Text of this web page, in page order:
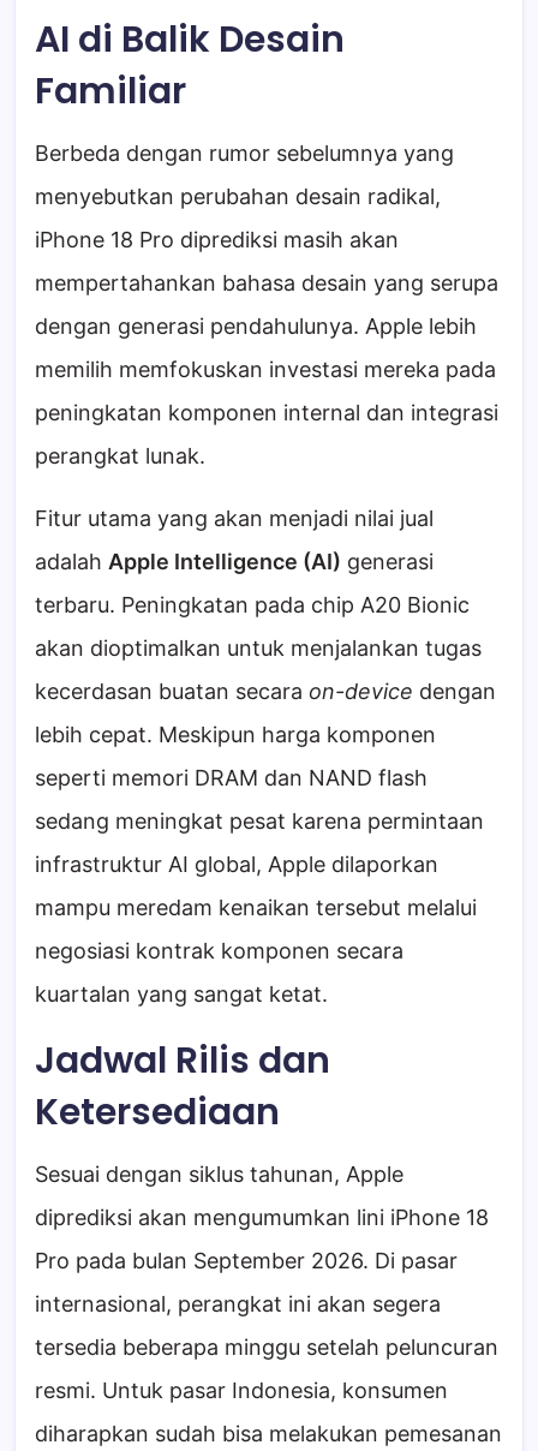
AI di Balik Desain
Familiar
Berbeda dengan rumor sebelumnya yang
menyebutkan perubahan desain radikal,
iPhone 18 Pro diprediksi masih akan
mempertahankan bahasa desain yang serupa
dengan generasi pendahulunya. Apple lebih
memilih memfokuskan investasi mereka pada
peningkatan komponen internal dan integrasi
perangkat lunak.
Fitur utama yang akan menjadi nilai jual
adalah Apple Intelligence (AI) generasi
terbaru. Peningkatan pada chip A20 Bionic
akan dioptimalkan untuk menjalankan tugas
kecerdasan buatan secara on-device dengan
lebih cepat. Meskipun harga komponen
seperti memori DRAM dan NAND flash
sedang meningkat pesat karena permintaan
infrastruktur AI global, Apple dilaporkan
mampu meredam kenaikan tersebut melalui
negosiasi kontrak komponen secara
kuartalan yang sangat ketat.
Jadwal Rilis dan
Ketersediaan
Sesuai dengan siklus tahunan, Apple
diprediksi akan mengumumkan lini iPhone 18
Pro pada bulan September 2026. Di pasar
internasional, perangkat ini akan segera
tersedia beberapa minggu setelah peluncuran
resmi. Untuk pasar Indonesia, konsumen
diharapkan sudah bisa melakukan pemesanan